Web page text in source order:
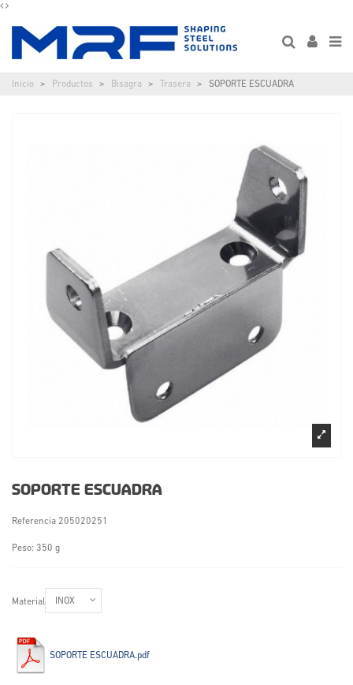
Inicio Productos Bisagra Trasera SOPORTE ESCUADRA
SOPORTE ESCUADRA
Referencia 205020251
Peso: 350 g
Material
SOPORTE ESCUADRA.pdf